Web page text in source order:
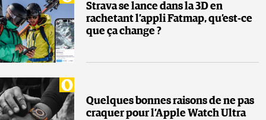
Strava se lance dans la 3D en
rachetant l’appli Fatmap, qu’est-ce
que ça change ?
Quelques bonnes raisons de ne pas
craquer pour l’Apple Watch Ultra